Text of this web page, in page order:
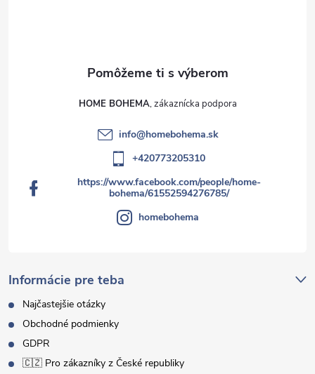
Informácie pre teba
Najčastejšie otázky
Obchodné podmienky
GDPR
🇨🇿 Pro zákazníky z České republiky
HOME BOHEMA
info@homebohema.sk
+420773205310
https://www.facebook.com/people/home-
bohema/61552594276785/
homebohema